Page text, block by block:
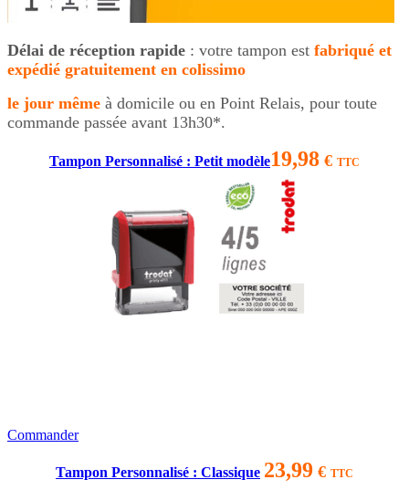
Délai de réception rapide : votre tampon est fabriqué et
expédié gratuitement en colissimo
le jour même à domicile ou en Point Relais, pour toute
commande passée avant 13h30*.
Tampon Personnalisé : Petit modèle19,98 € TTC
Commander
Tampon Personnalisé : Classique 23,99 € TTC